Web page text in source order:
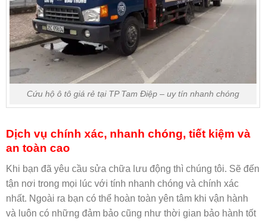
Cứu hộ ô tô giá rẻ tại TP Tam Điệp – uy tín nhanh chóng
Dịch vụ chính xác, nhanh chóng, tiết kiệm và
an toàn cao
Khi bạn đã yêu cầu sửa chữa lưu động thì chúng tôi. Sẽ đến
tận nơi trong mọi lúc với tính nhanh chóng và chính xác
nhất. Ngoài ra bạn có thể hoàn toàn yên tâm khi vận hành
và luôn có những đảm bảo cũng như thời gian bảo hành tốt